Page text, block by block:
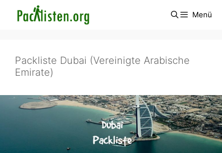
Inhalt
Menü
Packliste Dubai (Vereinigte Arabische
Emirate)